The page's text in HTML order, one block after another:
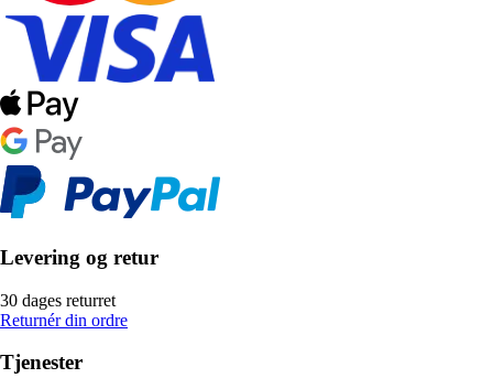
Levering og retur
30 dages returret
Returnér din ordre
Tjenester